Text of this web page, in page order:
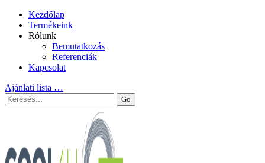
Kezdőlap
Termékeink
Rólunk
Bemutatkozás
Referenciák
Kapcsolat
Ajánlati lista …